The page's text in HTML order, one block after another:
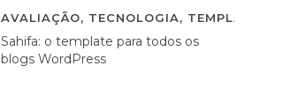
AVALIAÇÃO, TECNOLOGIA, TEMPLATES
Sahifa: o template para todos os
blogs WordPress